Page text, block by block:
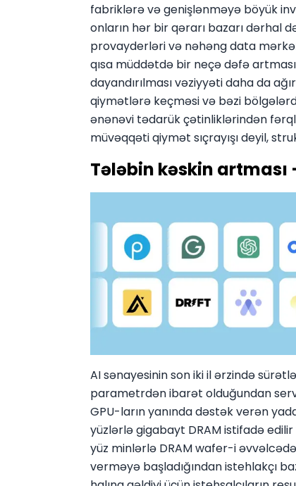
fabriklərə və genişlənməyə böyük
onların hər bir qərarı bazarı dərhal
provayderləri və nəhəng data
qısa müddətdə bir neçə dəfə
dayandırılması vəziyyəti daha da
qiymətlərə keçməsi və bəzi
ənənəvi tədarük çətinliklərindən
müvəqqəti qiymət sıçrayışı deyil,
Tələbin kəskin
AI sənayesinin son iki il ərzində
parametrdən ibarət olduğundan
GPU-ların yanında dəstək verən
yüzlərlə gigabayt DRAM istifadə
yüz minlərlə DRAM wafer-i
verməyə başladığından istehlakçı